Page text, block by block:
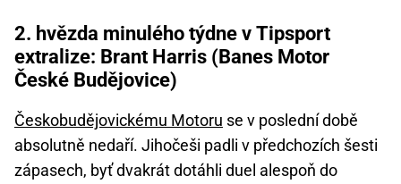
2. hvězda minulého týdne v Tipsport
extralize: Brant Harris (Banes Motor
České Budějovice)
Českobudějovickému Motoru se v poslední době
absolutně nedaří. Jihočeši padli v předchozích šesti
zápasech, byť dvakrát dotáhli duel alespoň do